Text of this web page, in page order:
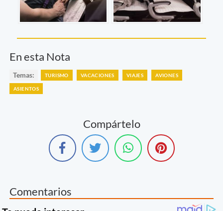
En esta Nota
Temas: TURISMO VACACIONES VIAJES AVIONES
ASIENTOS
Compártelo
Comentarios